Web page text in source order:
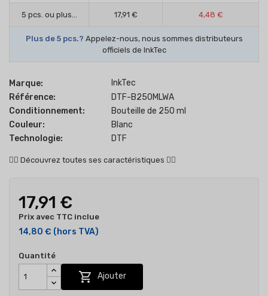
5 pcs. ou plus... 17,91 € 4,48 €
Plus de 5 pcs.? Appelez-nous, nous sommes distributeurs
officiels de InkTec
Marque:
InkTec
Référence:
DTF-B250MLWA
Conditionnement:
Bouteille de 250 ml
Couleur:
Blanc
Technologie:
DTF
👇🏻 Découvrez toutes ses caractéristiques 👇🏻
17,91 €
Prix avec TTC inclue
14,80 € (hors TVA)
Quantité
 Ajouter